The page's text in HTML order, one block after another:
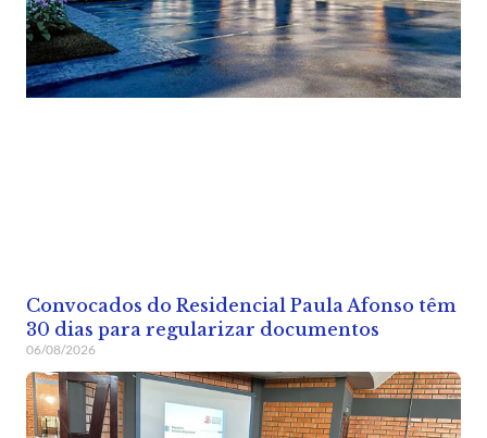
Convocados do Residencial Paula Afonso têm
30 dias para regularizar documentos
06/08/2026